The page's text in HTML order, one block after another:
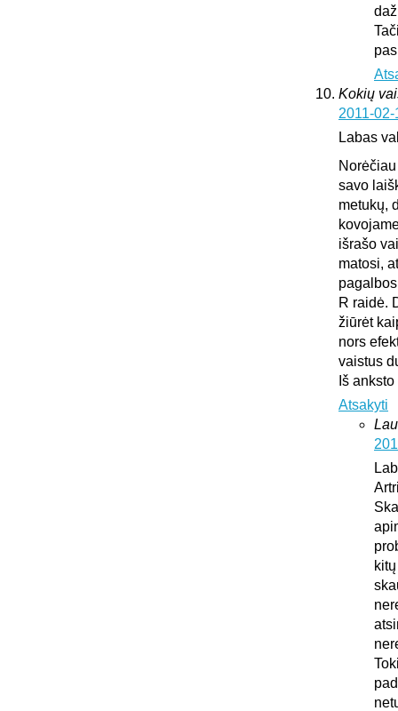
Kokių
2011-
Labas
savo
metukų,
išrašo
matosi,
R raidė.
žiūrėt
nors
vaistus
Iš
Atsakyti